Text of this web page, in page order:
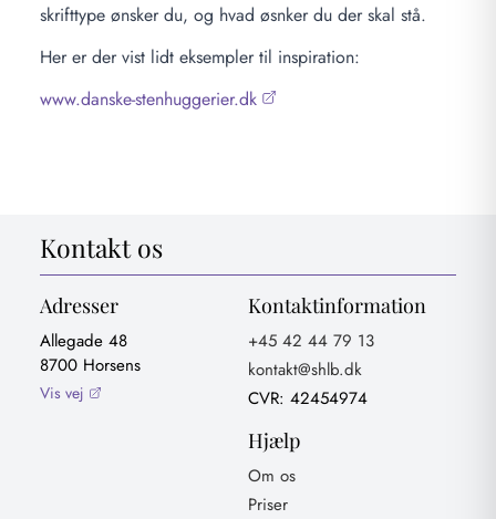
skrifttype ønsker du, og hvad øsnker du der skal stå.
Her er der vist lidt eksempler til inspiration:
www.danske-stenhuggerier.dk
Kontakt os
Adresser
Allegade 48
8700 Horsens
Vis vej
Kontaktinformation
+45 42 44 79 13
kontakt@shlb.dk
CVR: 42454974
Hjælp
Om os
Priser